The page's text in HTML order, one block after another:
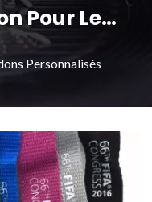
Pour Le
Personnalisés